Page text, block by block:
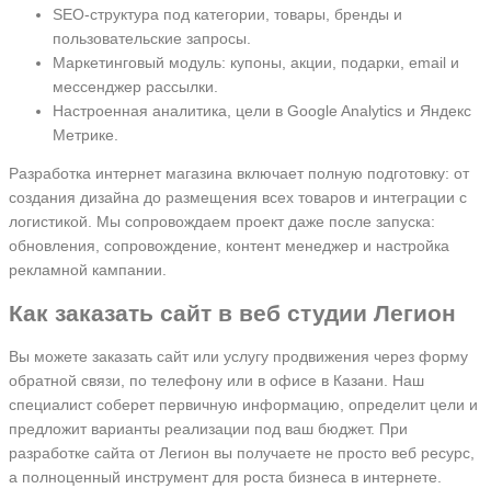
SEO-структура под категории, товары, бренды и
пользовательские запросы.
Маркетинговый модуль: купоны, акции, подарки, email и
мессенджер рассылки.
Настроенная аналитика, цели в Google Analytics и Яндекс
Метрике.
Разработка интернет магазина включает полную подготовку: от
создания дизайна до размещения всех товаров и интеграции с
логистикой. Мы сопровождаем проект даже после запуска:
обновления, сопровождение, контент менеджер и настройка
рекламной кампании.
Как заказать сайт в веб студии Легион
Вы можете заказать сайт или услугу продвижения через форму
обратной связи, по телефону или в офисе в Казани. Наш
специалист соберет первичную информацию, определит цели и
предложит варианты реализации под ваш бюджет. При
разработке сайта от Легион вы получаете не просто веб ресурс,
а полноценный инструмент для роста бизнеса в интернете.